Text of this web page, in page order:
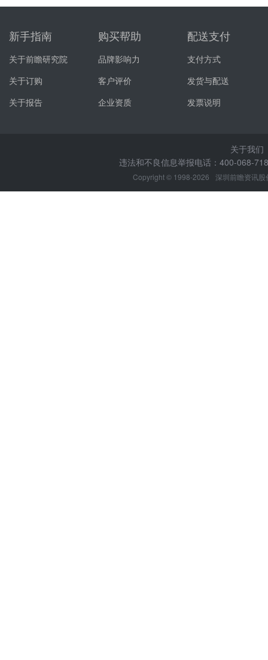
新手指南
关于前瞻研究院
关于订购
关于报告
购买帮助
品牌影响力
客户评价
企业资质
配送支付
支付方式
发货与配送
发票说明
关于我们
违法和不良信息举报电话：400-068-
Copyright © 1998-2026 深圳前瞻资讯股